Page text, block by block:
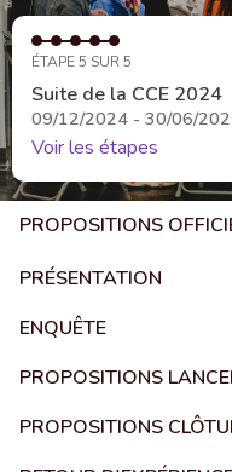
ÉTAPE 5 SUR 5
Suite de la CCE 2024
09/12/2024 - 30/06/
Voir les étapes
PROPOSITIONS
PRÉSENTATION
ENQUÊTE
PROPOSITIONS
PROPOSITIONS